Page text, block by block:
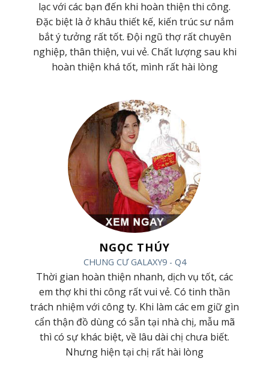
lạc với các bạn đến khi hoàn thiện thi công.
Đặc biệt là ở khâu thiết kế, kiến trúc sư nắm
bắt ý tưởng rất tốt. Đội ngũ thợ rất chuyên
nghiệp, thân thiện, vui vẻ. Chất lượng sau khi
hoàn thiện khá tốt, mình rất hài lòng
NGỌC THÚY
CHUNG CƯ GALAXY9 - Q4
Thời gian hoàn thiện nhanh, dịch vụ tốt, các
em thợ khi thi công rất vui vẻ. Có tinh thần
trách nhiệm với công ty. Khi làm các em giữ gìn
cẩn thận đồ dùng có sẵn tại nhà chị, mẫu mã
thì có sự khác biệt, về lâu dài chị chưa biết.
Nhưng hiện tại chị rất hài lòng